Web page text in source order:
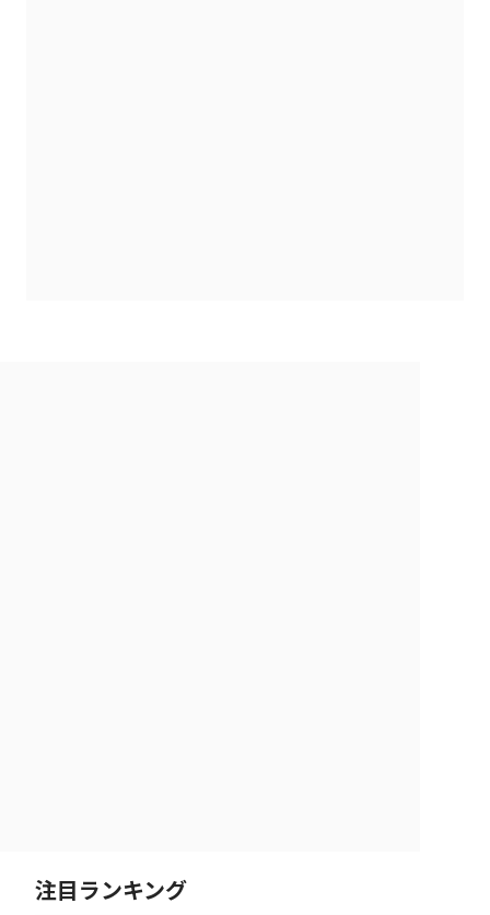
注目ランキング